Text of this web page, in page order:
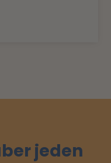
jeden